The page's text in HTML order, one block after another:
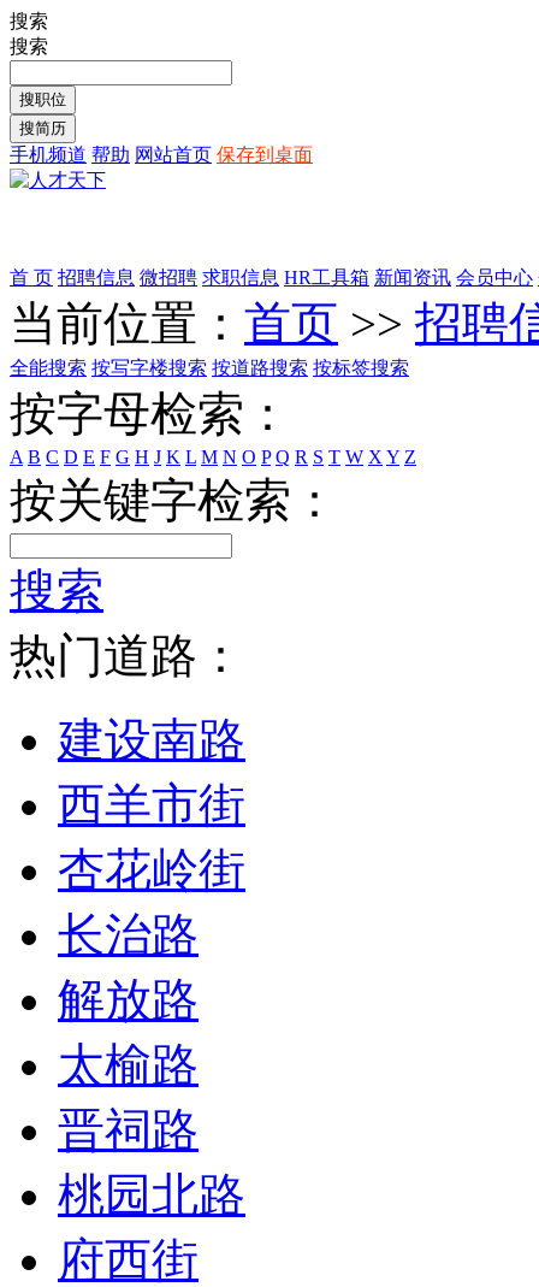
搜索
搜索
手机频道 帮助 网站首页 保存到桌面
首 页 招聘信息 微招聘 求职信息 HR工具箱 新闻资讯 会员中心
当前位置： 首页 >> 招聘
全能搜索 按写字楼搜索 按道路搜索 按标签搜索
按字母检索：
A B C D E F G H J K L M N O P Q R S T W X Y Z
按关键字检索：
搜索
热门道路：
建设南路
西羊市街
杏花岭街
长治路
解放路
太榆路
晋祠路
桃园北路
府西街